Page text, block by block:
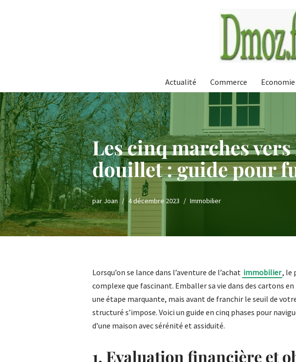
Actualité Commerce Economie
Les cinq marches
douillet : guide pour
par Joan 4 décembre 2023 Immobilier
Lorsqu’on se lance dans l’aventure de l’achat immobilier, le
complexe que fascinant. Emballer sa vie dans des cartons
une étape marquante, mais avant de franchir le seuil de
structuré s’impose. Voici un guide en cinq phases pour
d’une maison avec sérénité et assiduité.
1. Evaluation financière et